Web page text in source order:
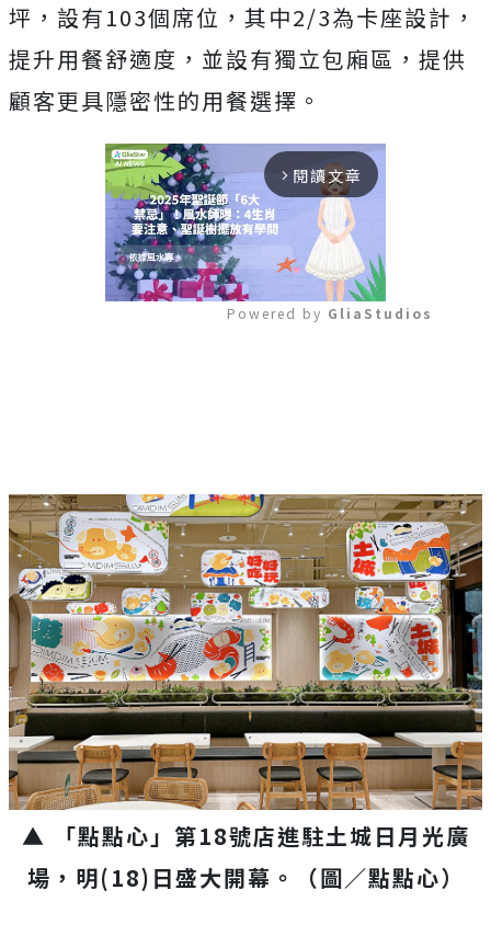
坪，設有103個席位，其中2/3為卡座設計，
提升用餐舒適度，並設有獨立包廂區，提供
顧客更具隱密性的用餐選擇。
arrow_forward_ios 閱讀文章
Powered by GliaStudios
▲ 「點點心」第18號店進駐土城日月光廣
場，明(18)日盛大開幕。
（圖／點點心）